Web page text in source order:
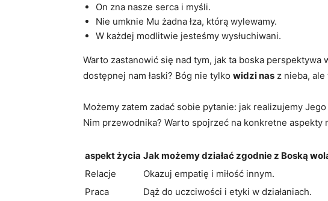
On zna nasze serca i myśli.
Nie umknie Mu żadna łza, którą wylewamy.
W każdej modlitwie jesteśmy wysłuchiwani.
Warto zastanowić się nad tym, jak ta boska
dostępnej nam łaski? Bóg nie tylko widzi nas z nieba,
Możemy zatem zadać sobie pytanie: jak realizujemy
Nim przewodnika? Warto spojrzeć na konkretne aspekty
aspekt życia Jak możemy działać zgodnie z Boską
Relacje
Okazuj empatię i miłość innym.
Praca
Dąż do uczciwości i etyki w działaniach.